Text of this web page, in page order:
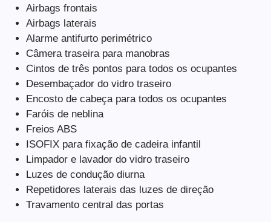
Airbags frontais
Airbags laterais
Alarme antifurto perimétrico
Câmera traseira para manobras
Cintos de três pontos para todos os ocupantes
Desembaçador do vidro traseiro
Encosto de cabeça para todos os ocupantes
Faróis de neblina
Freios ABS
ISOFIX para fixação de cadeira infantil
Limpador e lavador do vidro traseiro
Luzes de condução diurna
Repetidores laterais das luzes de direção
Travamento central das portas